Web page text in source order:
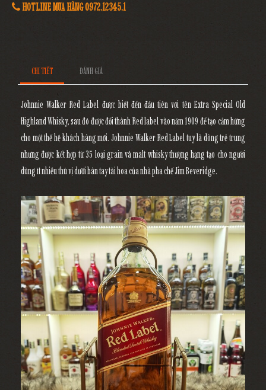
HOTLINE MUA HÀNG 0972.12345.1
CHI TIẾT ĐÁNH GIÁ
Johnnie Walker Red Label được biết đến đầu tiên với tên Extra Special Old
Highland Whisky, sau đó được đổi thành Red label vào năm 1909 để tạo cảm hứng
cho một thế hệ khách hàng mới. Johnnie Walker Red Label tuy là dòng trẻ trung
nhưng được kết hợp từ 35 loại grain và malt whisky thượng hạng tạo cho người
dùng ít nhiều thú vị dưới bàn tay tài hoa của nhà pha chế Jim Beveridge.